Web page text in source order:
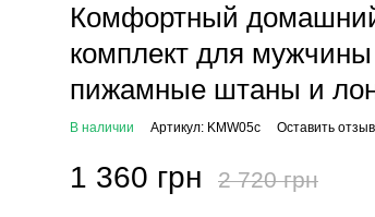
Комфортный
комплект для
пижамные штаны и
В наличии Артикул: KMW05c Оставить отзыв
1 360 грн 2 720 грн